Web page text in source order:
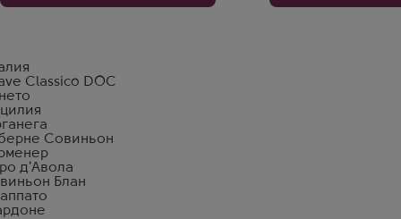
Classico DOC
Совиньон
д'Авола
Блан